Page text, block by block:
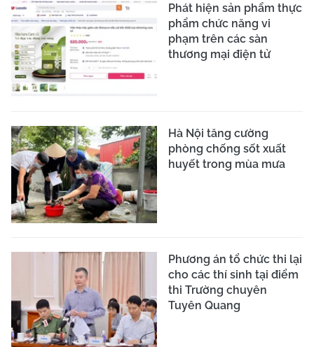
Phát hiện sản phẩm thực
phẩm chức năng vi
phạm trên các sàn
thương mại điện tử
Hà Nội tăng cường
phòng chống sốt xuất
huyết trong mùa mưa
Phương án tổ chức thi lại
cho các thí sinh tại điểm
thi Trường chuyên
Tuyên Quang